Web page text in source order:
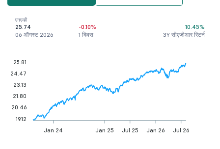
एनएव्ही
25.74
06 ऑगस्ट 2026
-0.10%
1 दिवस
10.45%
3Y सीएजीआर रिटर्न
Jan 24 Jan 25 Jul 25 Jan 26 Jul 26
25.81
24.47
23.13
21.80
20.46
19.12